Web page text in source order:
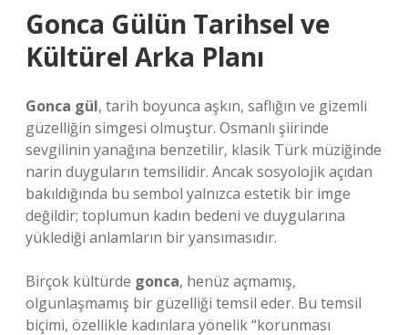
Gonca Gülün Tarihsel ve
Kültürel Arka Planı
Gonca gül, tarih boyunca aşkın, saflığın ve gizemli
güzelliğin simgesi olmuştur. Osmanlı şiirinde
sevgilinin yanağına benzetilir, klasik Türk müziğinde
narin duyguların temsilidir. Ancak sosyolojik açıdan
bakıldığında bu sembol yalnızca estetik bir imge
değildir; toplumun kadın bedeni ve duygularına
yüklediği anlamların bir yansımasıdır.
Birçok kültürde gonca, henüz açmamış,
olgunlaşmamış bir güzelliği temsil eder. Bu temsil
biçimi, özellikle kadınlara yönelik “korunması